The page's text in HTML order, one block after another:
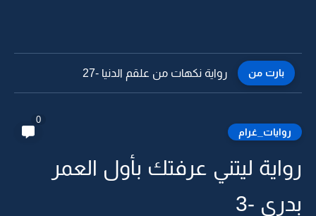
بارت من رواية نكهات من علقم الدنيا -26
روايات_غرام
0
رواية ليتني عرفتك بأول العمر
بدري -3